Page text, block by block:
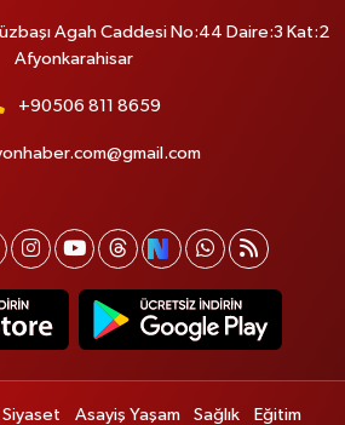
Agah Caddesi No:44 Daire:3 Kat:2
Afyonkarahisar
+90506 811 8659
Siyaset Asayiş Yaşam Sağlık Eğitim